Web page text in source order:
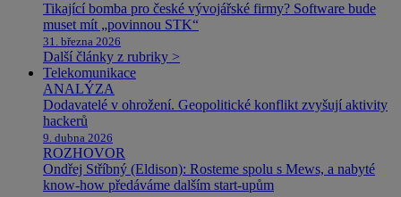
Tikající bomba pro české vývojářské firmy? Software bude
muset mít „povinnou STK“
31. března 2026
Další články z rubriky >
Telekomunikace
ANALÝZA
Dodavatelé v ohrožení. Geopolitické konflikt zvyšují aktivity
hackerů
9. dubna 2026
ROZHOVOR
Ondřej Stříbný (Eldison): Rosteme spolu s Mews, a nabyté
know-how předáváme dalším start-upům